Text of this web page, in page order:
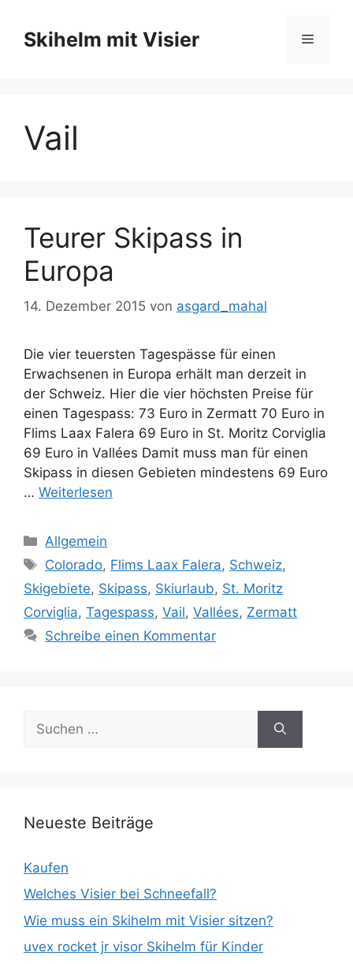
Inhalt
springenSkihelm mit Visier Menü
Vail
Teurer Skipass in
Europa
14. Dezember 2015 von asgard_mahal
Die vier teuersten Tagespässe für einen
Erwachsenen in Europa erhält man derzeit in
der Schweiz. Hier die vier höchsten Preise für
einen Tagespass: 73 Euro in Zermatt 70 Euro in
Flims Laax Falera 69 Euro in St. Moritz Corviglia
69 Euro in Vallées Damit muss man für einen
Skipass in diesen Gebieten mindestens 69 Euro
… Weiterlesen
Kategorien
Allgemein
Schlagwörter
Colorado, Flims Laax Falera, Schweiz,
Skigebiete, Skipass, Skiurlaub, St. Moritz
Corviglia, Tagespass, Vail, Vallées, Zermatt
Schreibe einen Kommentar
nach:
Neueste Beiträge
Kaufen
Welches Visier bei Schneefall?
Wie muss ein Skihelm mit Visier sitzen?
uvex rocket jr visor Skihelm für Kinder